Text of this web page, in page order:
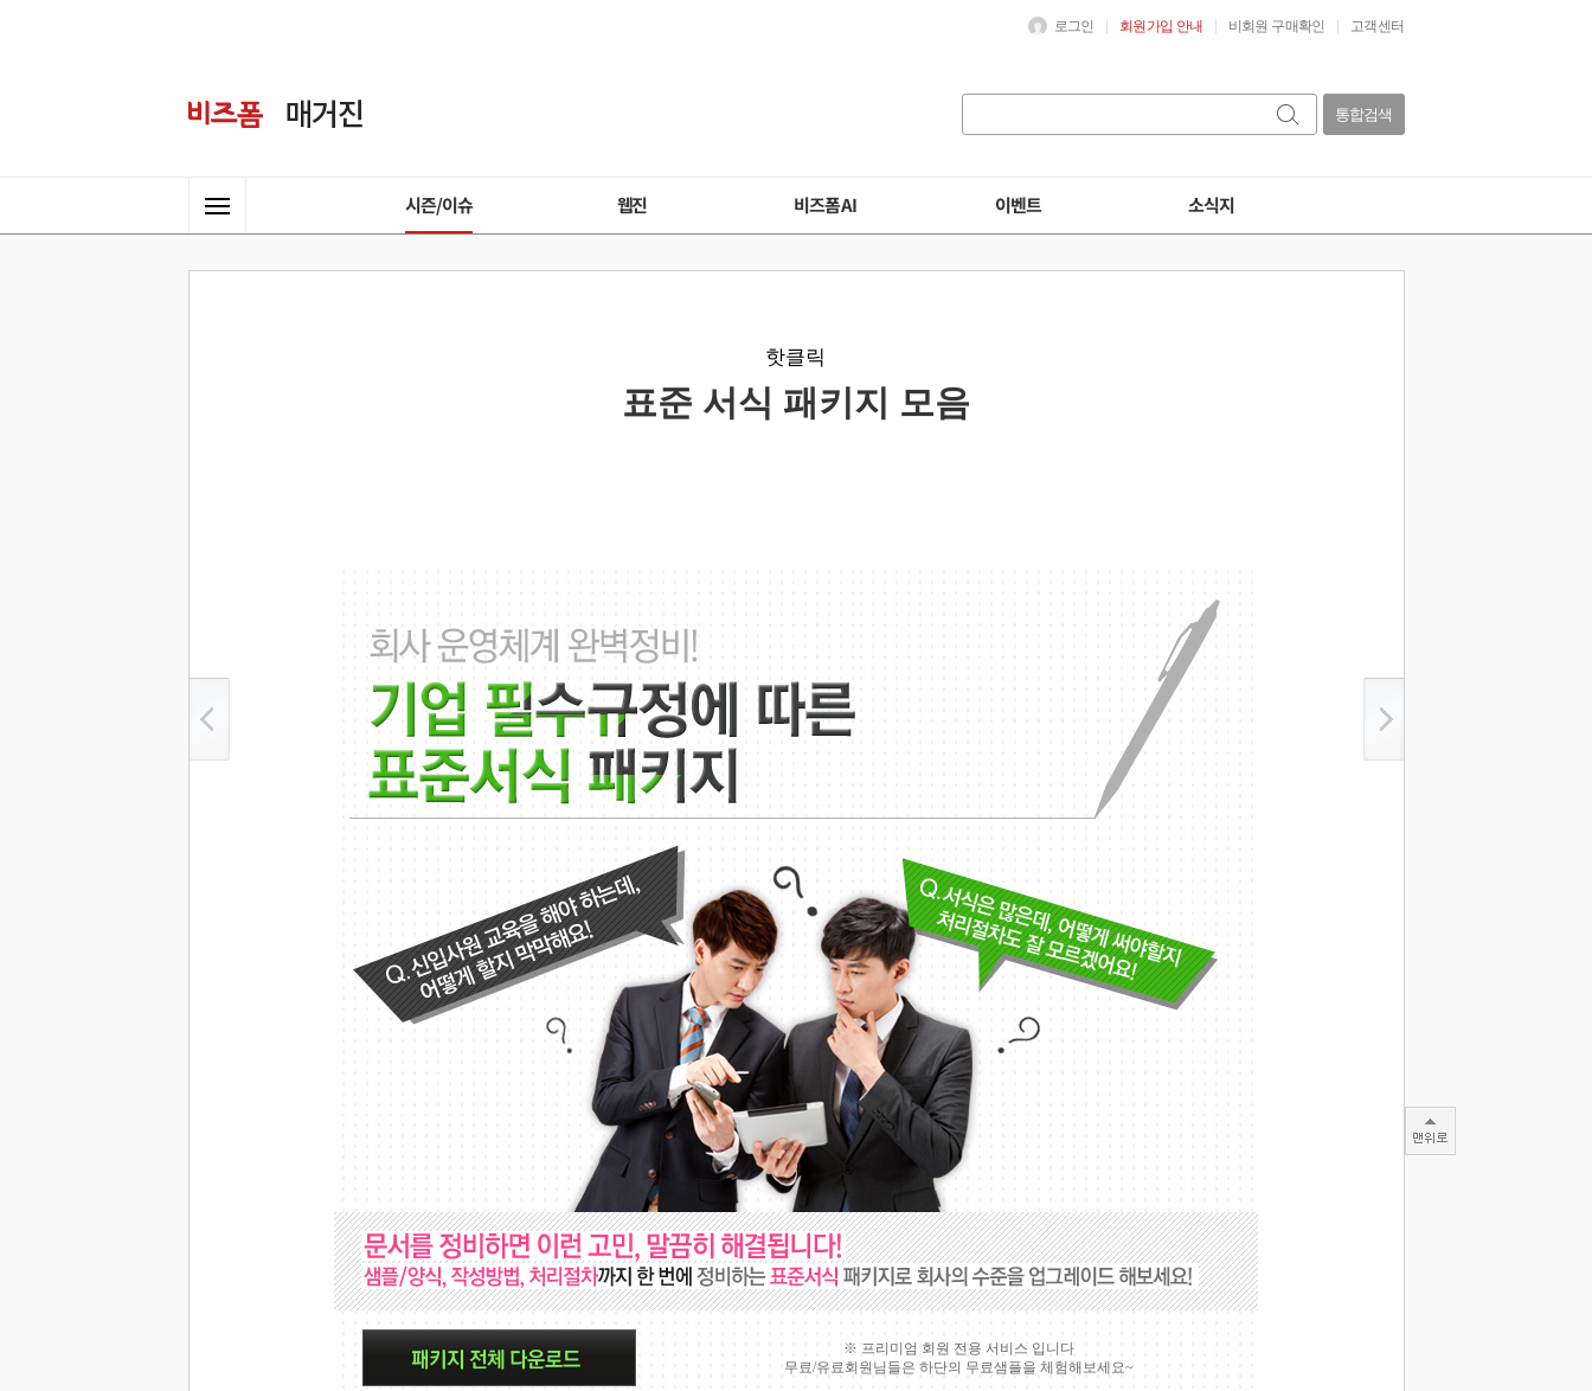
로그인 회원가입 안내 비회원 구매확인 고객센터
통합검색
시즌/이슈 웹진 비즈폼 AI 이벤트 소식지
핫클릭
표준 서식 패키지 모음
※ 프리미엄 회원 전용 서비스 입니다
무료/유료회원님들은 하단의 무료샘플을 체험해보세요~